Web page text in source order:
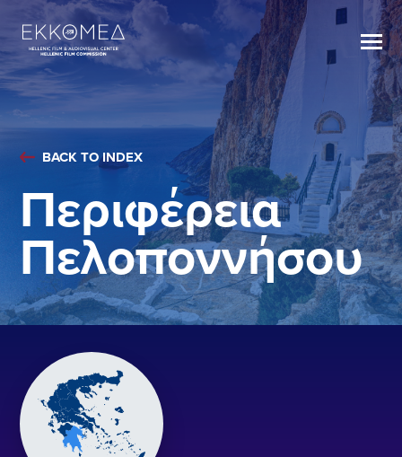
BACK TO INDEX
Περιφέρεια
Πελοποννήσου